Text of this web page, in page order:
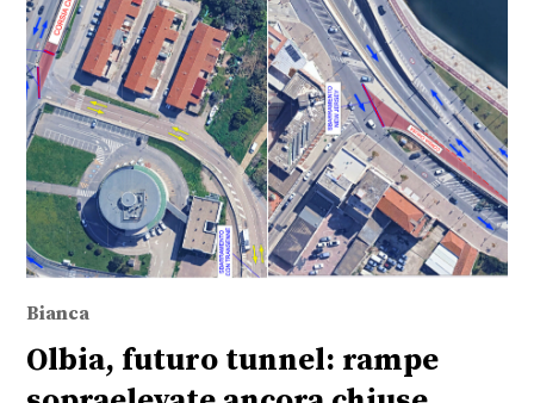
Bianca
Olbia, futuro tunnel: rampe